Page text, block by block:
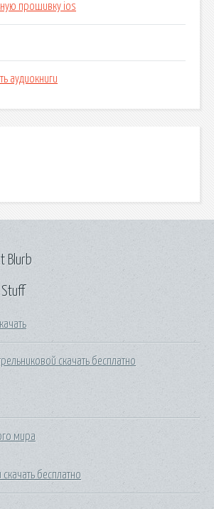
прошивку ios
аудиокниги
Stuff
скачать бесплатно
мира
бесплатно
Blurb